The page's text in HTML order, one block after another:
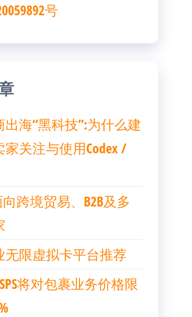
号
出海“黑科技”:为什么建
关注与使用Codex /
向跨境贸易、B2B及多
无限虚拟卡平台推荐
将对包裹业务价格限